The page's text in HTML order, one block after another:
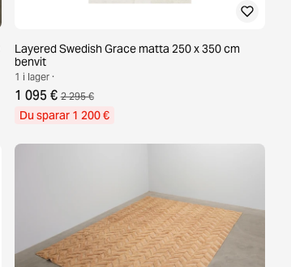
Layered Swedish Grace matta 250 x 350 cm
benvit
1 i lager ·
1 095 € 2 295 €
Du sparar 1 200 €